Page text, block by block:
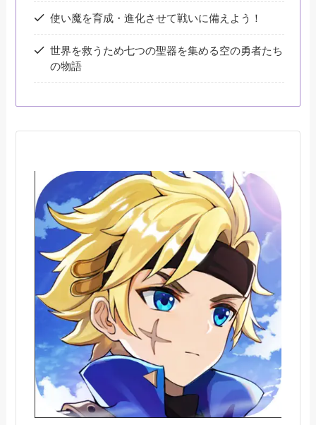
使い魔を育成・進化させて戦いに備えよう！
世界を救うため七つの聖器を集める空の勇者たち
の物語